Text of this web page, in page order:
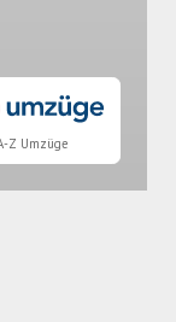
Z Umzüge